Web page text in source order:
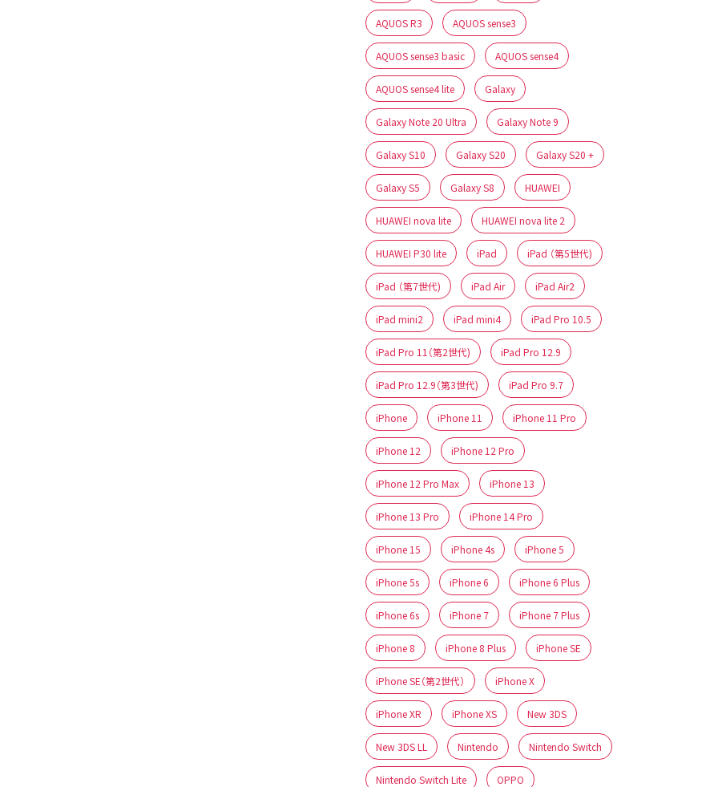
AQUOS R3 AQUOS sense3
AQUOS sense3 basic AQUOS sense4
AQUOS sense4 lite Galaxy
Galaxy Note 20 Ultra Galaxy Note 9
Galaxy S10 Galaxy S20 Galaxy S20 +
Galaxy S5 Galaxy S8 HUAWEI
HUAWEI nova lite HUAWEI nova lite 2
HUAWEI P30 lite iPad iPad （第5世代)
iPad （第7世代) iPad Air iPad Air2
iPad mini2 iPad mini4 iPad Pro 10.5
iPad Pro 11（第2世代) iPad Pro 12.9
iPad Pro 12.9（第3世代) iPad Pro 9.7
iPhone iPhone 11 iPhone 11 Pro
iPhone 12 iPhone 12 Pro
iPhone 12 Pro Max iPhone 13
iPhone 13 Pro iPhone 14 Pro
iPhone 15 iPhone 4s iPhone 5
iPhone 5s iPhone 6 iPhone 6 Plus
iPhone 6s iPhone 7 iPhone 7 Plus
iPhone 8 iPhone 8 Plus iPhone SE
iPhone SE（第2世代） iPhone X
iPhone XR iPhone XS New 3DS
New 3DS LL Nintendo Nintendo Switch
Nintendo Switch Lite OPPO